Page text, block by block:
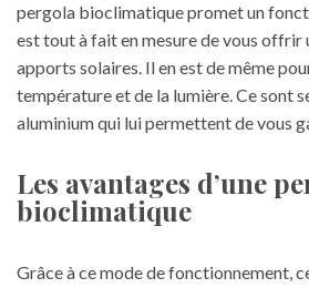
pergola bioclimatique promet un
est tout à fait en mesure de vous offrir
apports solaires. Il en est de même
température et de la lumière. Ce sont
aluminium qui lui permettent de vous
Les avantages d’une
bioclimatique
Grâce à ce mode de fonctionnement,